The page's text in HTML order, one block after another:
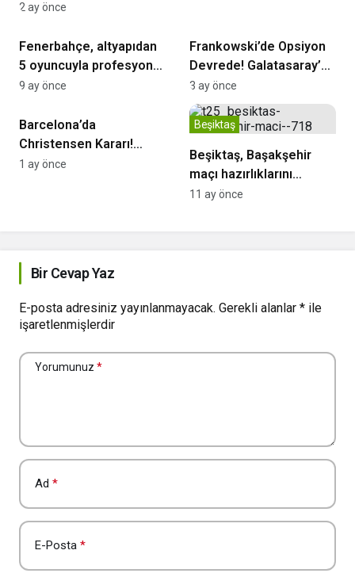
2 ay önce
Fenerbahçe, altyapıdan
5 oyuncuyla profesyonel
sözleşme imzaladı
Fenerbahçe
9 ay önce
Frankowski’de Opsiyon
Devrede! Galatasaray’a
Yeni Gelir
3 ay önce
Barcelona’da
Christensen Kararı!
Sözleşmesi 2028’e
La Liga
1 ay önce
Beşiktaş, Başakşehir
maçı hazırlıklarını
sürdürdü
Beşiktaş
11 ay önce
Bir Cevap Yaz
E-posta adresiniz yayınlanmayacak. Gerekli alanlar * ile
işaretlenmişlerdir
Yorumunuz *
Ad *
E-Posta *